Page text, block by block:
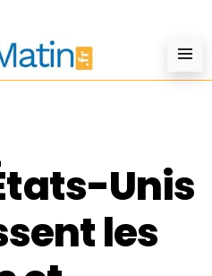
Unis
les